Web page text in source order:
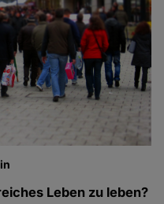
Leben zu leben?